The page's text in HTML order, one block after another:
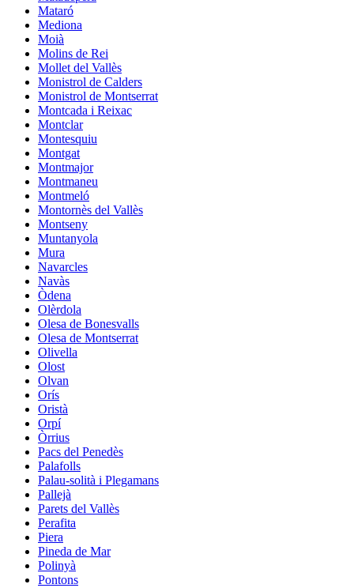
Mataró
Mediona
Moià
Molins de Rei
Mollet del Vallès
Monistrol de Calders
Monistrol de Montserrat
Montcada i Reixac
Montclar
Montesquiu
Montgat
Montmajor
Montmaneu
Montmeló
Montornès del Vallès
Montseny
Muntanyola
Mura
Navarcles
Navàs
Òdena
Olèrdola
Olesa de Bonesvalls
Olesa de Montserrat
Olivella
Olost
Olvan
Orís
Oristà
Orpí
Òrrius
Pacs del Penedès
Palafolls
Palau-solità i Plegamans
Pallejà
Parets del Vallès
Perafita
Piera
Pineda de Mar
Polinyà
Pontons